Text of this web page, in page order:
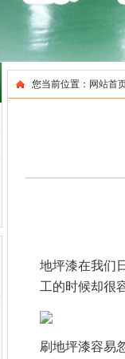
您当前位置： 网站首
地坪漆在我们
工的时候却很
刷地坪漆容易